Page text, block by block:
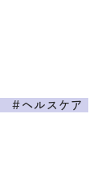
#ヘルスケア